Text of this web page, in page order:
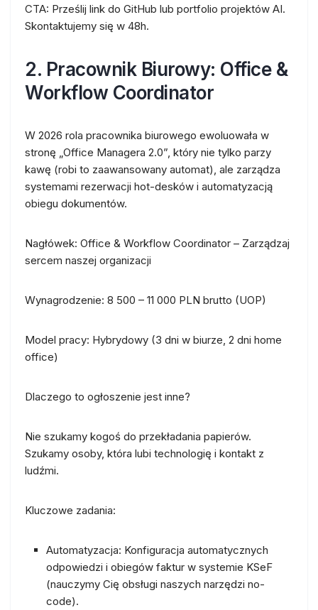
CTA: Prześlij link do GitHub lub portfolio projektów AI.
Skontaktujemy się w 48h.
2. Pracownik Biurowy: Office &
Workflow Coordinator
W 2026 rola pracownika biurowego ewoluowała w
stronę „Office Managera 2.0”, który nie tylko parzy
kawę (robi to zaawansowany automat), ale zarządza
systemami rezerwacji hot-desków i automatyzacją
obiegu dokumentów.
Nagłówek: Office & Workflow Coordinator – Zarządzaj
sercem naszej organizacji
Wynagrodzenie: 8 500 – 11 000 PLN brutto (UOP)
Model pracy: Hybrydowy (3 dni w biurze, 2 dni home
office)
Dlaczego to ogłoszenie jest inne?
Nie szukamy kogoś do przekładania papierów.
Szukamy osoby, która lubi technologię i kontakt z
ludźmi.
Kluczowe zadania:
Automatyzacja: Konfiguracja automatycznych
odpowiedzi i obiegów faktur w systemie KSeF
(nauczymy Cię obsługi naszych narzędzi no-
code).